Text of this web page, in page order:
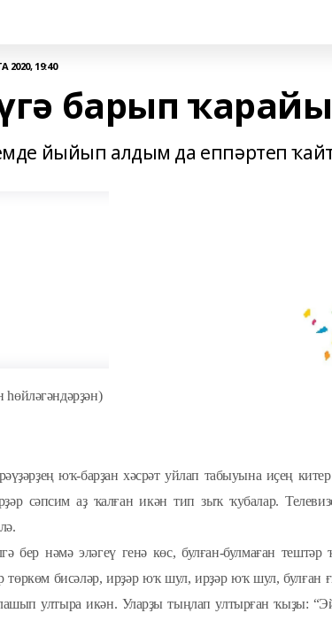
2020, 19:40
барып
йыйып алдым да еппәртеп
һөйләгәндәрҙән)
юҡ-барҙан хәсрәт уйлап табыуына иҫең
сәпсим аҙ ҡалған икән тип зыҡ ҡубалар.
бер нәмә эләгеү генә көс, булған-булмаған
төркөм бисәләр, ирҙәр юҡ шул, ирҙәр юҡ шул, булған
ултыра икән. Уларҙы тыңлап ултырған ҡыҙы: